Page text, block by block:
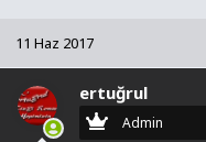
y
B
a
ş
ı
ç
11 Haz 2017
ertuğrul
Admin